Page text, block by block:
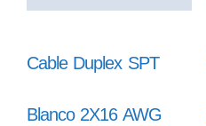
Cable Duplex SPT
Blanco 2X16 AWG